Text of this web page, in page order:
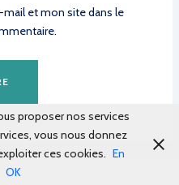
et mon site dans le
proposer nos services
vous nous donnez
ces cookies. En
OK